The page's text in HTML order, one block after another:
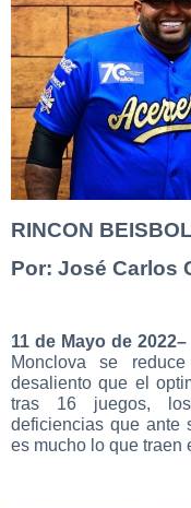
RINCON
Por: José Carlos
11 de Mayo de 2022–
Monclova se
desaliento que el
tras 16 juegos,
deficiencias que ante
es mucho lo que traen